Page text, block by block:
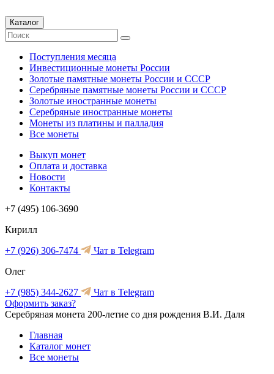
Каталог
Поступления месяца
Инвестиционные монеты России
Золотые памятные монеты России и СССР
Серебряные памятные монеты России и СССР
Золотые иностранные монеты
Серебряные иностранные монеты
Монеты из платины и палладия
Все монеты
Выкуп монет
Оплата и доставка
Новости
Контакты
+7 (495) 106-3690
Кирилл
+7 (926) 306-7474
Чат в Telegram
Олег
+7 (985) 344-2627
Чат в Telegram
Оформить заказ?
Серебряная монета 200-летие со дня рождения В.И. Даля
Главная
Каталог монет
Все монеты